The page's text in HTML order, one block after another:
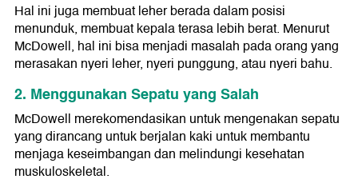
Hal ini juga membuat leher berada dalam posisi
menunduk, membuat kepala terasa lebih berat. Menurut
McDowell, hal ini bisa menjadi masalah pada orang yang
merasakan nyeri leher, nyeri punggung, atau nyeri bahu.
2. Menggunakan Sepatu yang Salah
McDowell merekomendasikan untuk mengenakan sepatu
yang dirancang untuk berjalan kaki untuk membantu
menjaga keseimbangan dan melindungi kesehatan
muskuloskeletal.